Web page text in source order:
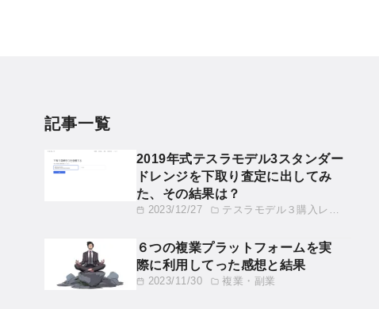
記事一覧
2023/12/27 テスラモデル３購入レビュー
2019年式テスラモデル3スタンダー
ドレンジを下取り査定に出してみ
た、その結果は？
2023/11/30 複業・副業
６つの複業プラットフォームを実
際に利用してった感想と結果